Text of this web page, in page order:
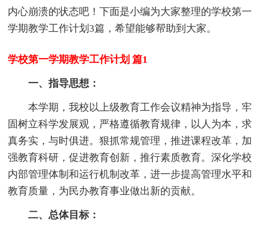
内心崩溃的状态吧！下面是小编为大家整理的学校第一
学期教学工作计划3篇，希望能够帮助到大家。
学校第一学期教学工作计划 篇1
一、指导思想：
本学期，我校以上级教育工作会议精神为指导，牢
固树立科学发展观，严格遵循教育规律，以人为本，求
真务实，与时俱进。狠抓常规管理，推进课程改革，加
强教育科研，促进教育创新，推行素质教育。深化学校
内部管理体制和运行机制改革，进一步提高管理水平和
教育质量，为民办教育事业做出新的贡献。
二、总体目标：